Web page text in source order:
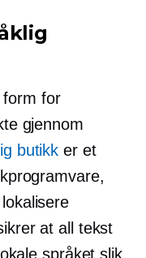
form for
gjennom
butikk er et
at all tekst
språket slik